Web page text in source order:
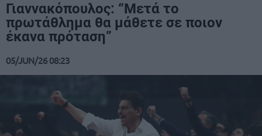
Γιαννακόπουλος: “Μετά το
πρωτάθλημα θα μάθετε σε ποιον
έκανα πρόταση”
05/JUN/26 08:23